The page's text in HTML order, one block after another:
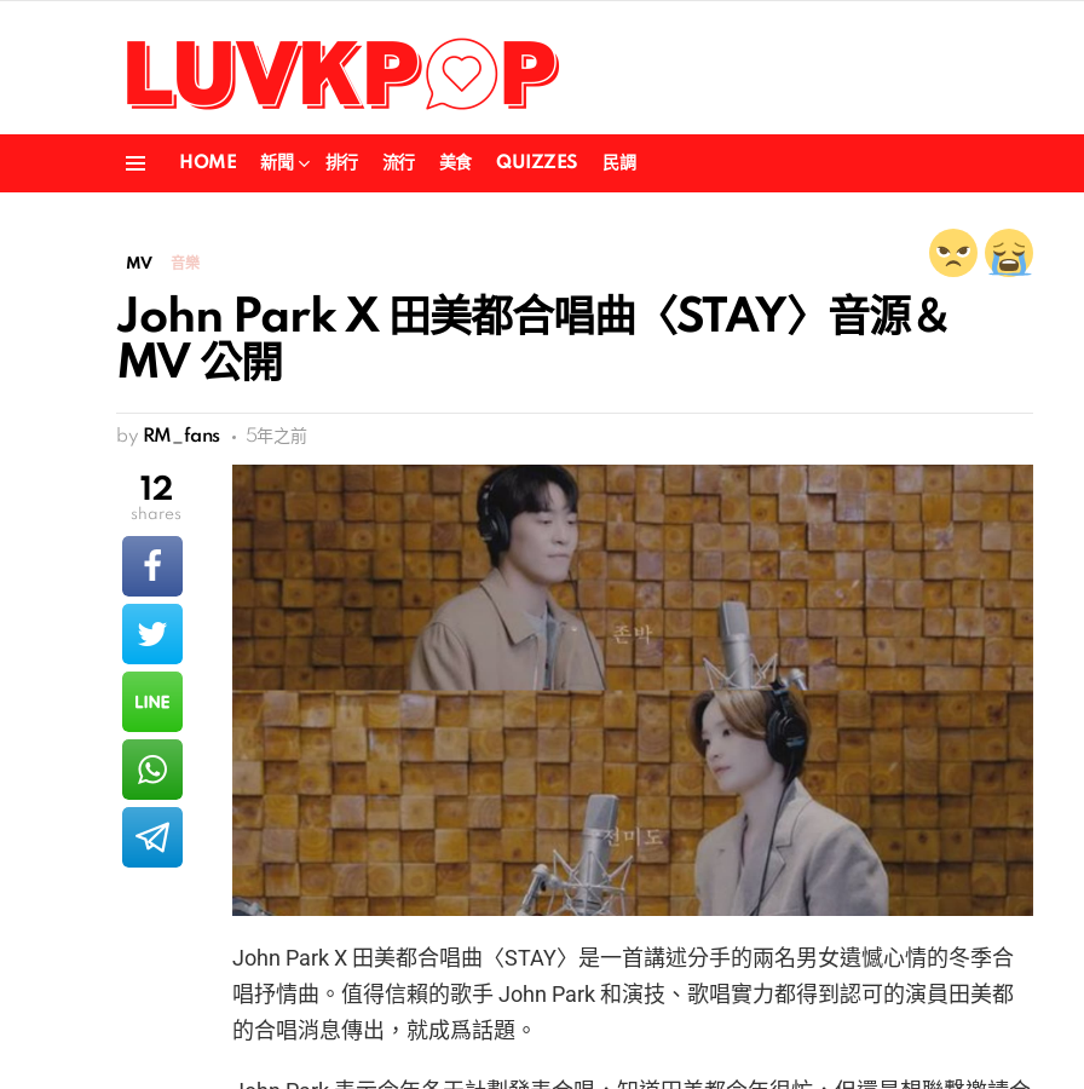
HOME 新聞 排行 流行 美食 QUIZZES 民調
MV 音樂
John Park X 田美都合唱曲〈STAY〉音源＆
MV 公開
by RM_fans 5年之前
John Park X 田美都合唱曲〈STAY〉是一首講述分手的兩名男女遺憾心情的冬季合
唱抒情曲。值得信賴的歌手 John Park 和演技、歌唱實力都得到認可的演員田美都
的合唱消息傳出，就成爲話題。
12
shares